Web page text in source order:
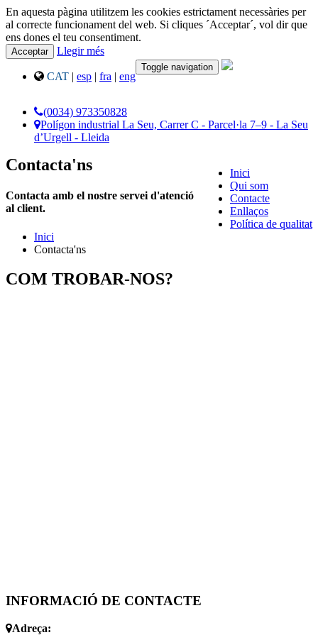
En aquesta pàgina utilitzem les cookies estrictament necessàries per
al correcte funcionament del web. Si cliques ´Acceptar´, vol dir que
ens dones el teu consentiment.
Acceptar Llegir més
CAT | esp | fra | eng
(0034) 973350828
Polígon industrial La Seu, Carrer C - Parcel·la 7–9 - La Seu
d’Urgell - Lleida
Toggle navigation
Inici
Qui som
Contacte
Enllaços
Política de qualitat
Contacta'ns
Contacta amb el nostre servei d'atenció
al client.
Inici
Contacta'ns
COM TROBAR-NOS?
INFORMACIÓ DE CONTACTE
Adreça: